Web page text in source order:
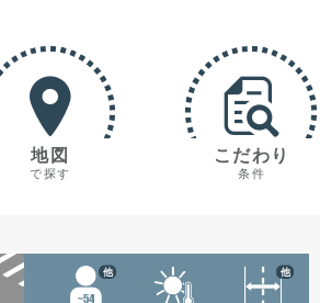
地図
で探す
こだわり
条件
他 他